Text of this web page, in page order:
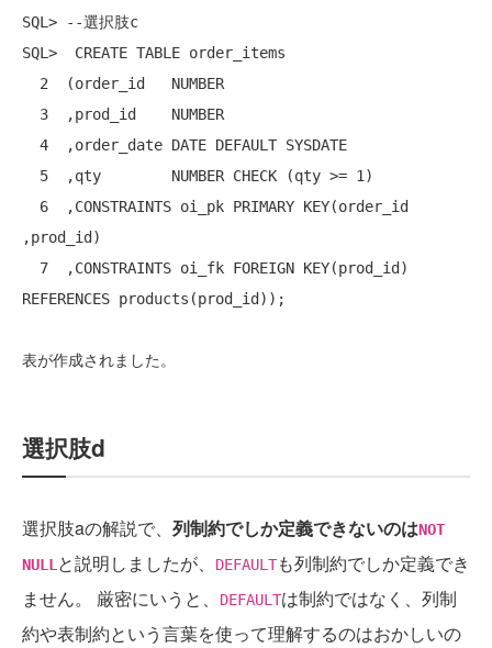
SQL> --選択肢c
SQL>  CREATE TABLE order_items
,prod_id)
REFERENCES products(prod_id));
表が作成されました。
選択肢d
選択肢aの解説で、 列制約でしか定義できないのはNOT
NULL と説明しましたが、 DEFAULTも列制約でしか定義でき
ません。 厳密にいうと、
DEFAULTは制約ではなく、列制
約や表制約という言葉を使って理解するのはおかしいの